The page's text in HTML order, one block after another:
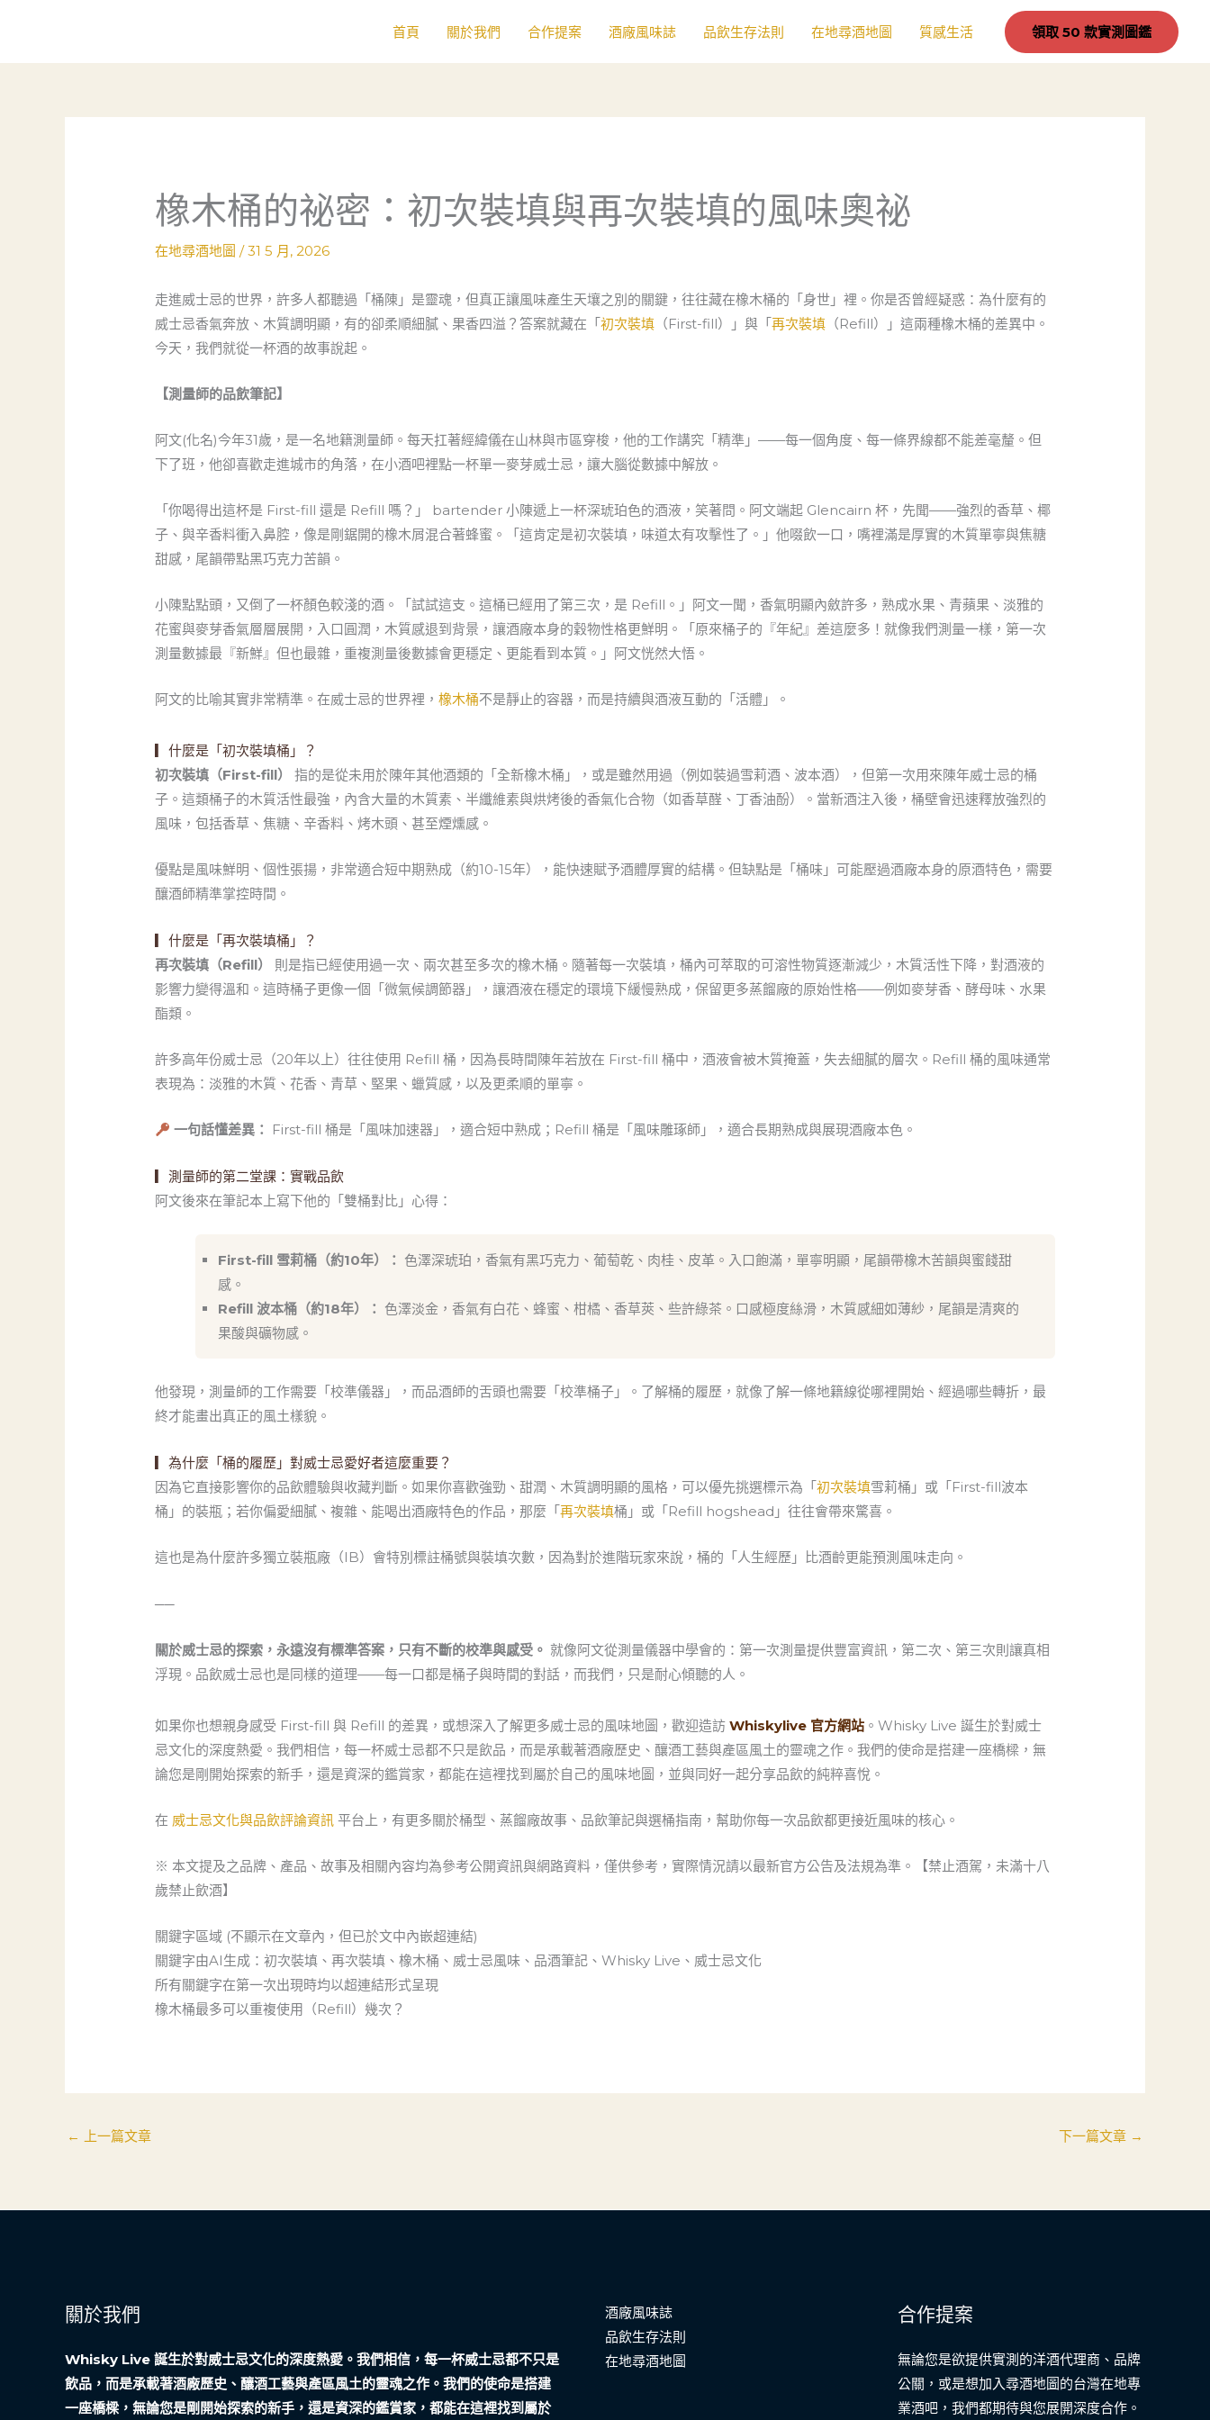
主
首頁 關於我們 合作提案 酒廠風味誌 品飲生存法則 在地尋酒地圖 質感生活 領取 50 款實測圖鑑
橡木桶的祕密：初次裝填與再次裝填的風味奧祕
在地尋酒地圖 /31 5 月, 2026
走進威士忌的世界，許多人都聽過「桶陳」是靈魂，但真正讓風味產生天壤之別的關鍵，往往藏在橡木桶的「身世」裡。你是否曾經疑惑：為什麼有的
威士忌香氣奔放、木質調明顯，有的卻柔順細膩、果香四溢？答案就藏在「初次裝填 （First-fill）」與「再次裝填 （Refill）」這兩種橡木桶的差異中。
今天，我們就從一杯酒的故事說起。
【測量師的品飲筆記】
阿文(化名)今年31歲，是一名地籍測量師。每天扛著經緯儀在山林與市區穿梭，他的工作講究「精準」——每一個角度、每一條界線都不能差毫釐。但
下了班，他卻喜歡走進城市的角落，在小酒吧裡點一杯單一麥芽威士忌，讓大腦從數據中解放。
「你喝得出這杯是 First-fill 還是 Refill 嗎？」 bartender 小陳遞上一杯深琥珀色的酒液，笑著問。阿文端起 Glencairn 杯，先聞——強烈的香草、椰
子、與辛香料衝入鼻腔，像是剛鋸開的橡木屑混合著蜂蜜。「這肯定是初次裝填，味道太有攻擊性了。」他啜飲一口，嘴裡滿是厚實的木質單寧與焦糖
甜感，尾韻帶點黑巧克力苦韻。
小陳點點頭，又倒了一杯顏色較淺的酒。「試試這支。這桶已經用了第三次，是 Refill。」阿文一聞，香氣明顯內斂許多，熟成水果、青蘋果、淡雅的
花蜜與麥芽香氣層層展開，入口圓潤，木質感退到背景，讓酒廠本身的穀物性格更鮮明。「原來桶子的『年紀』差這麼多！就像我們測量一樣，第一次
測量數據最『新鮮』但也最雜，重複測量後數據會更穩定、更能看到本質。」阿文恍然大悟。
阿文的比喻其實非常精準。在威士忌的世界裡，橡木桶不是靜止的容器，而是持續與酒液互動的「活體」。
▎什麼是「初次裝填桶」？
初次裝填（First-fill）
指的是從未用於陳年其他酒類的「全新橡木桶」，或是雖然用過（例如裝過雪莉酒、波本酒），但第一次用來陳年威士忌的桶
子。這類桶子的木質活性最強，內含大量的木質素、半纖維素與烘烤後的香氣化合物（如香草醛、丁香油酚）。當新酒注入後，桶壁會迅速釋放強烈的
風味，包括香草、焦糖、辛香料、烤木頭、甚至煙燻感。
優點是風味鮮明、個性張揚，非常適合短中期熟成（約10-15年），能快速賦予酒體厚實的結構。但缺點是「桶味」可能壓過酒廠本身的原酒特色，需要
釀酒師精準掌控時間。
▎什麼是「再次裝填桶」？
再次裝填（Refill）
則是指已經使用過一次、兩次甚至多次的橡木桶。隨著每一次裝填，桶內可萃取的可溶性物質逐漸減少，木質活性下降，對酒液的
影響力變得溫和。這時桶子更像一個「微氣候調節器」，讓酒液在穩定的環境下緩慢熟成，保留更多蒸餾廠的原始性格——例如麥芽香、酵母味、水果
酯類。
許多高年份威士忌（20年以上）往往使用 Refill 桶，因為長時間陳年若放在 First-fill 桶中，酒液會被木質掩蓋，失去細膩的層次。Refill 桶的風味通常
表現為：淡雅的木質、花香、青草、堅果、蠟質感，以及更柔順的單寧。
一句話懂差異： First-fill 桶是「風味加速器」，適合短中熟成；Refill 桶是「風味雕琢師」，適合長期熟成與展現酒廠本色。
▎測量師的第二堂課：實戰品飲
阿文後來在筆記本上寫下他的「雙桶對比」心得：
First-fill 雪莉桶（約10年）： 色澤深琥珀，香氣有黑巧克力、葡萄乾、肉桂、皮革。入口飽滿，單寧明顯，尾韻帶橡木苦韻與蜜餞甜
感。
Refill 波本桶（約18年）： 色澤淡金，香氣有白花、蜂蜜、柑橘、香草莢、些許綠茶。口感極度絲滑，木質感細如薄紗，尾韻是清爽的
果酸與礦物感。
他發現，測量師的工作需要「校準儀器」，而品酒師的舌頭也需要「校準桶子」。了解桶的履歷，就像了解一條地籍線從哪裡開始、經過哪些轉折，最
終才能畫出真正的風土樣貌。
▎為什麼「桶的履歷」對威士忌愛好者這麼重要？
因為它直接影響你的品飲體驗與收藏判斷。如果你喜歡強勁、甜潤、木質調明顯的風格，可以優先挑選標示為「初次裝填雪莉桶」或「First-fill波本
桶」的裝瓶；若你偏愛細膩、複雜、能喝出酒廠特色的作品，那麼「再次裝填桶」或「Refill hogshead」往往會帶來驚喜。
這也是為什麼許多獨立裝瓶廠（IB）會特別標註桶號與裝填次數，因為對於進階玩家來說，桶的「人生經歷」比酒齡更能預測風味走向。
──
關於威士忌的探索，永遠沒有標準答案，只有不斷的校準與感受。 就像阿文從測量儀器中學會的：第一次測量提供豐富資訊，第二次、第三次則讓真相
浮現。品飲威士忌也是同樣的道理——每一口都是桶子與時間的對話，而我們，只是耐心傾聽的人。
如果你也想親身感受 First-fill 與 Refill 的差異，或想深入了解更多威士忌的風味地圖，歡迎造訪Whiskylive 官方網站 。Whisky Live 誕生於對威士
忌文化的深度熱愛。我們相信，每一杯威士忌都不只是飲品，而是承載著酒廠歷史、釀酒工藝與產區風土的靈魂之作。我們的使命是搭建一座橋樑，無
論您是剛開始探索的新手，還是資深的鑑賞家，都能在這裡找到屬於自己的風味地圖，並與同好一起分享品飲的純粹喜悅。
在 威士忌文化與品飲評論資訊 平台上，有更多關於桶型、蒸餾廠故事、品飲筆記與選桶指南，幫助你每一次品飲都更接近風味的核心。
※ 本文提及之品牌、產品、故事及相關內容均為參考公開資訊與網路資料，僅供參考，實際情況請以最新官方公告及法規為準。【禁止酒駕，未滿十八
歲禁止飲酒】
關鍵字區域 (不顯示在文章內，但已於文中內嵌超連結)
關鍵字由AI生成：初次裝填、再次裝填、橡木桶、威士忌風味、品酒筆記、Whisky Live、威士忌文化
所有關鍵字在第一次出現時均以超連結形式呈現
橡木桶最多可以重複使用（Refill）幾次？
← 上一篇文章 下一篇文章 →
關於我們
Whisky Live 誕生於對威士忌文化的深度熱愛。我們相信，每一杯威士忌都不只是
飲品，而是承載著酒廠歷史、釀酒工藝與產區風土的靈魂之作。我們的使命是搭建
一座橋樑，無論您是剛開始探索的新手，還是資深的鑑賞家，都能在這裡找到屬於
酒廠風味誌
品飲生存法則
在地尋酒地圖
合作提案
無論您是欲提供實測的洋酒代理商、品牌
公關，或是想加入尋酒地圖的台灣在地專
業酒吧，我們都期待與您展開深度合作。